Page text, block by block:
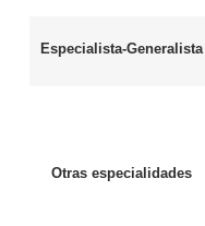
Especialista-Generalista
Otras especialidades